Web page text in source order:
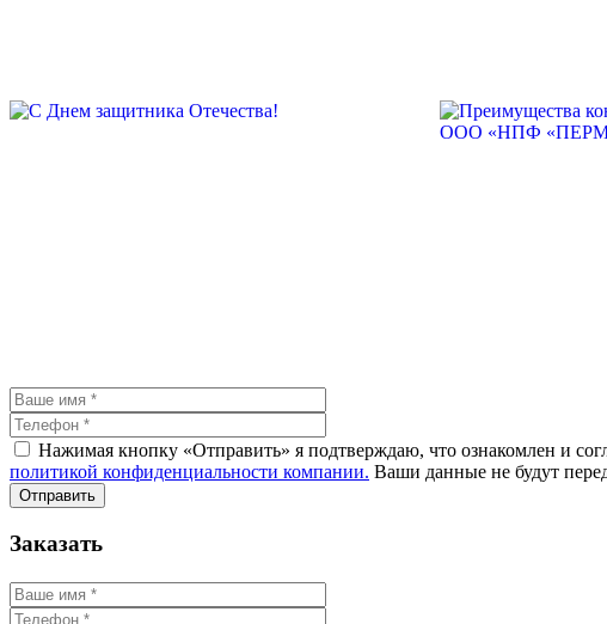
Нажимая кнопку «Отправить» я подтверждаю, что ознакомлен и
политикой конфиденциальности компании. Ваши данные не будут
Заказать